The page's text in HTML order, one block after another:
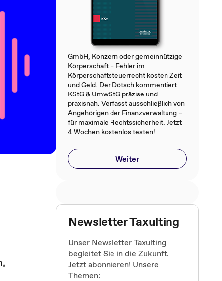
GmbH, Konzern oder gemeinnützige
Körperschaft – Fehler im
Körperschaftsteuerrecht kosten Zeit
und Geld. Der Dötsch kommentiert
KStG & UmwStG präzise und
praxisnah. Verfasst ausschließlich von
Angehörigen der Finanzverwaltung –
für maximale Rechtssicherheit. Jetzt
4 Wochen kostenlos testen!
Weiter
Newsletter Taxulting
Unser Newsletter Taxulting
begleitet Sie in die Zukunft.
Jetzt abonnieren! Unsere
Themen: